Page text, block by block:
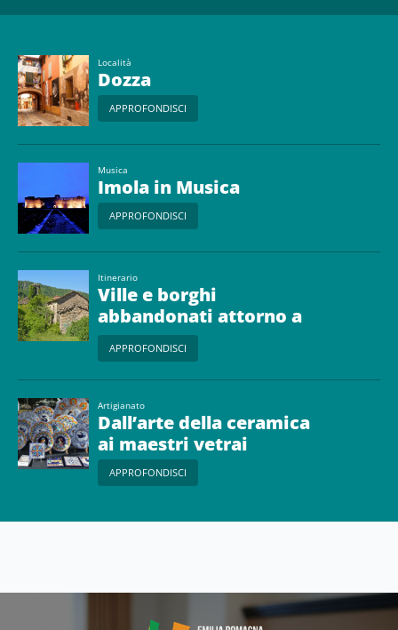
Località
Dozza
APPROFONDISCI
Musica
Imola in Musica
APPROFONDISCI
Itinerario
Ville e borghi
abbandonati attorno a
Imola
APPROFONDISCI
Artigianato
Dall’arte della ceramica
ai maestri vetrai
APPROFONDISCI